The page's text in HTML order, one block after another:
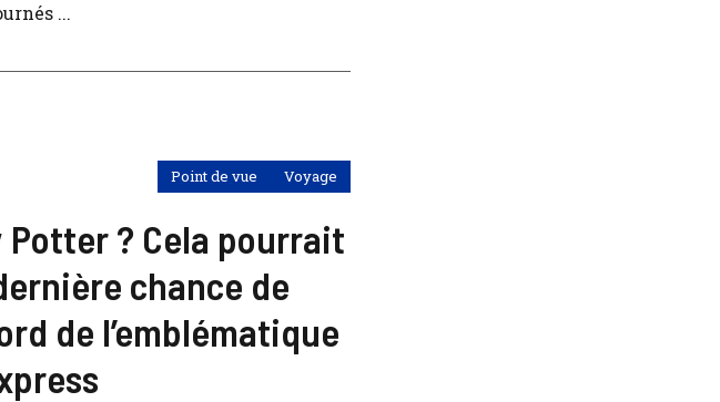
...
Point de vue Voyage
Potter ? Cela pourrait
chance de
de l’emblématique